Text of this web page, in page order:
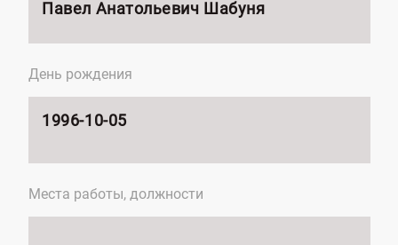
Павел Анатольевич Шабуня
День рождения
1996-10-05
Места работы, должности